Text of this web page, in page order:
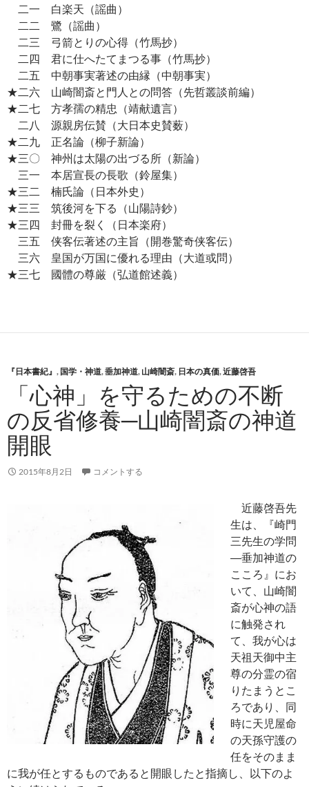
二一 白楽天（謡曲）
二二 鷺（謡曲）
二三 弓箭とりの心得（竹馬抄）
二四 君に仕へたてまつる事（竹馬抄）
二五 中朝事実著述の由縁（中朝事実）
★二六 山崎闇斎と門人との問答（先哲叢談前編）
★二七 方孝孺の精忠（靖献遺言）
二八 源親房伝賛（大日本史賛薮）
★二九 正名論（柳子新論）
★三〇 神州は太陽の出づる所（新論）
三一 本居宣長の長歌（鈴屋集）
★三二 楠氏論（日本外史）
★三三 筑後河を下る（山陽詩鈔）
★三四 封冊を裂く（日本楽府）
三五 侠客伝著述の主旨（開巻驚奇侠客伝）
三六 皇国が万国に優れる理由（大道或問）
★三七 國體の尊厳（弘道館述義）
『日本書紀』 , 国学・神道,垂加神道, 山崎闇斎, 日本の真価,近藤啓吾
「心神」を守るための不断
の反省修養─山崎闇斎の神道
開眼
2015年8月2日 コメントする
近藤啓吾先
生は、『崎門
三先生の学問
―垂加神道の
こころ』にお
いて、山崎闇
斎が心神の語
に触発され
て、我が心は
天祖天御中主
尊の分霊の宿
りたまうとこ
ろであり、同
時に天児屋命
の天孫守護の
任をそのまま
に我が任とするものであると開眼したと指摘し、以下のよ